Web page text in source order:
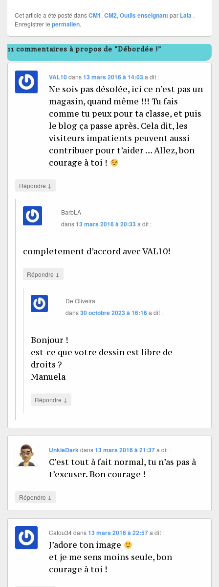
Cet article a été posté dansCM1, CM2, Outils enseignantpar Lala .
Enregistrer le permalien.
11 commentaires à propos de “Débordée !”
VAL10dans13 mars 2016 à 14:03 a dit :
Ne sois pas désolée, ici ce n’est pas un
magasin, quand même !!! Tu fais
comme tu peux pour ta classe, et puis
le blog ça passe après. Cela dit, les
visiteurs impatients peuvent aussi
contribuer pour t’aider … Allez, bon
courage à toi !
Répondre ↓
BarbLA
dans13 mars 2016 à 20:33 a dit :
completement d’accord avec VAL10!
Répondre ↓
De Oliveira
dans30 octobre 2023 à 16:16a dit :
Bonjour !
est-ce que votre dessin est libre de
droits ?
Manuela
Répondre ↓
UnkleDarkdans13 mars 2016 à 21:37 a dit :
C’est tout à fait normal, tu n’as pas à
t’excuser. Bon courage !
Répondre ↓
Catou34dans13 mars 2016 à 22:57 a dit :
J’adore ton image
et je me sens moins seule, bon
courage à toi !